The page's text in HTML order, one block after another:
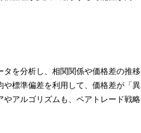
を分析し、相関関係や価格差の推移
標準偏差を利用して、価格差が「異
アルゴリズムも、ペアトレード戦略